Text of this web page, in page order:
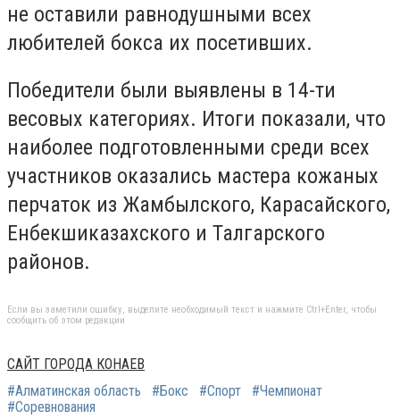
не оставили равнодушными всех
любителей бокса их посетивших.
Победители были выявлены в 14-ти
весовых категориях. Итоги показали, что
наиболее подготовленными среди всех
участников оказались мастера кожаных
перчаток из Жамбылского, Карасайского,
Енбекшиказахского и Талгарского
районов.
Если вы заметили ошибку, выделите необходимый текст и нажмите Ctrl+Enter, чтобы
сообщить об этом редакции
САЙТ ГОРОДА КОНАЕВ
#Алматинская область
#Бокс #Спорт
#Чемпионат
#Соревнования